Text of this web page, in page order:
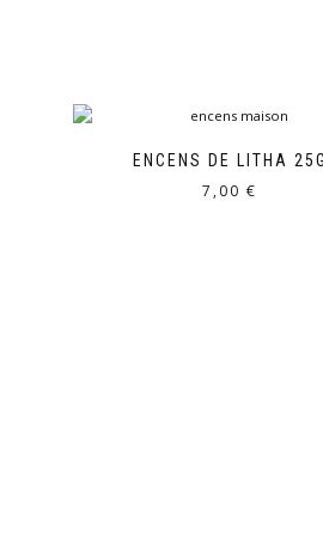
ENCENS DE LITHA
7,00€